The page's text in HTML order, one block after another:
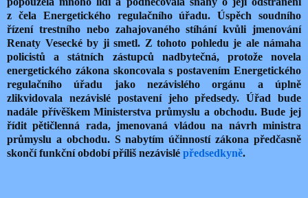
z čela Energetického regulačního úřadu. Úspěch soudního
řízení trestního nebo zahajovaného stíhání kvůli jmenování
Renaty Vesecké by ji smetl. Z tohoto pohledu je ale námaha
policistů a státních zástupců nadbytečná, protože novela
energetického zákona skoncovala s postavením Energetického
regulačního úřadu jako nezávislého orgánu a úplně
zlikvidovala nezávislé postavení jeho předsedy. Úřad bude
nadále přívěškem Ministerstva průmyslu a obchodu. Bude jej
řídit pětičlenná rada, jmenovaná vládou na návrh ministra
průmyslu a obchodu. S nabytím účinností zákona předčasně
skončí funkční období příliš nezávislé předsedkyně.